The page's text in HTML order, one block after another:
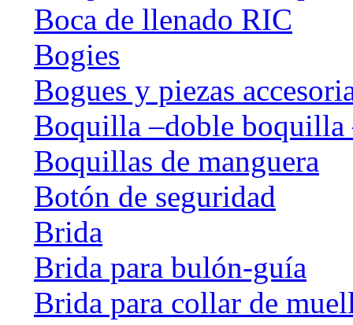
Boca de llenado RIC
Bogies
Bogues y piezas
Boquilla –doble
Boquillas de manguera
Botón de seguridad
Brida
Brida para bulón-guía
Brida para collar de